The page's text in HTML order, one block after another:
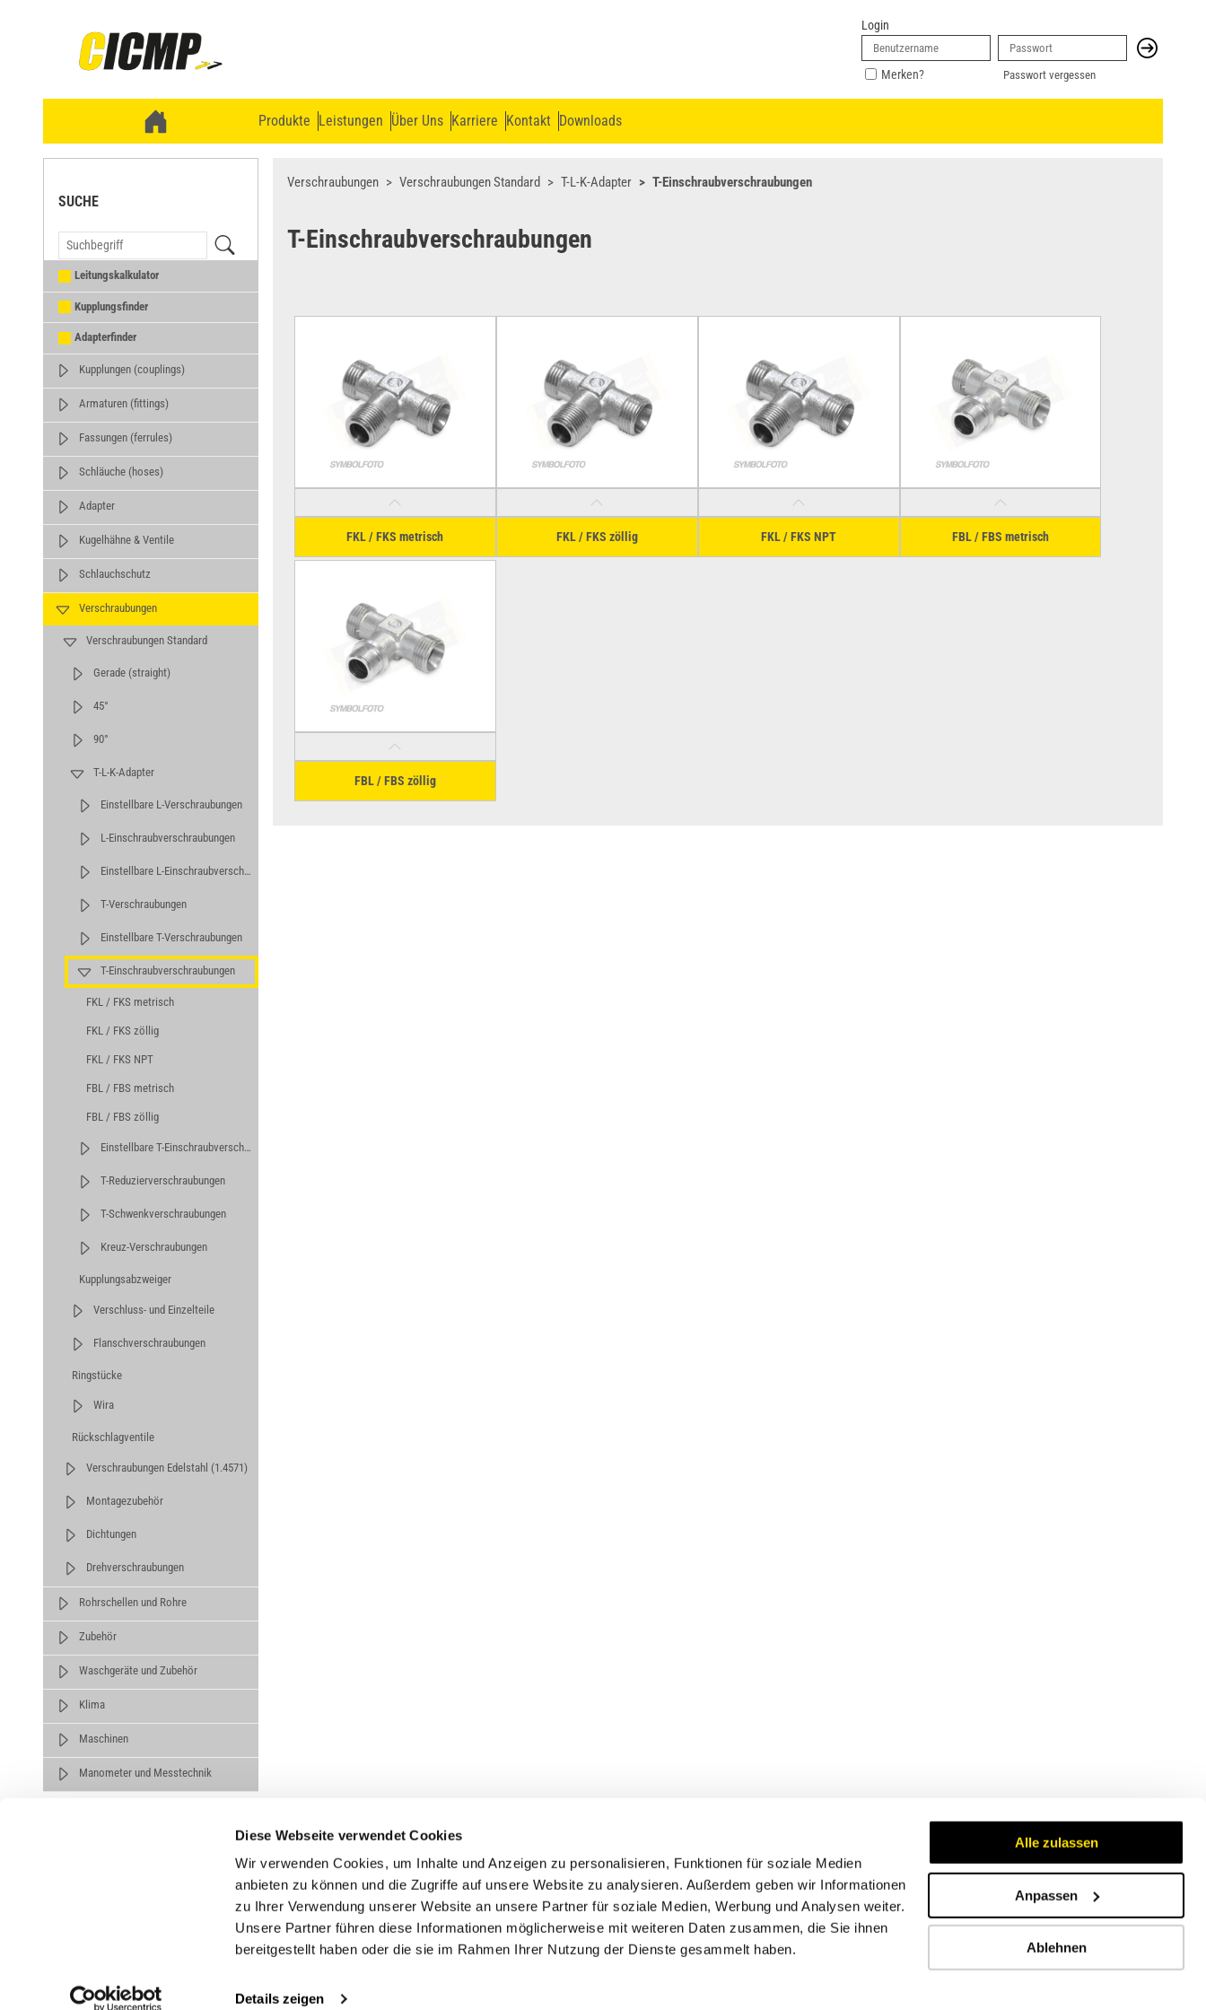
Diese Webseite verwendet Cookies
Wir verwenden Cookies, um Inhalte und Anzeigen zu personalisieren, Funktionen für soziale Medien
anbieten zu können und die Zugriffe auf unsere Website zu analysieren. Außerdem geben wir Informationen
zu Ihrer Verwendung unserer Website an unsere Partner für soziale Medien, Werbung und Analysen weiter.
Unsere Partner führen diese Informationen möglicherweise mit weiteren Daten zusammen, die Sie ihnen
bereitgestellt haben oder die sie im Rahmen Ihrer Nutzung der Dienste gesammelt haben.
Details zeigen
Alle zulassen
Anpassen
Ablehnen
Login
Merken? Passwort vergessen
Produkte Leistungen Über Uns Karriere Kontakt Downloads
SUCHE
Leitungskalkulator
Kupplungsfinder
Adapterfinder
Kupplungen (couplings)
Armaturen (fittings)
Fassungen (ferrules)
Schläuche (hoses)
Adapter
Kugelhähne & Ventile
Schlauchschutz
Verschraubungen
Verschraubungen Standard
Gerade (straight)
45°
90°
T-L-K-Adapter
Einstellbare L-Verschraubungen
L-Einschraubverschraubungen
Einstellbare L-Einschraubverschraubungen
T-Verschraubungen
Einstellbare T-Verschraubungen
T-Einschraubverschraubungen
FKL / FKS metrisch
FKL / FKS zöllig
FKL / FKS NPT
FBL / FBS metrisch
FBL / FBS zöllig
Einstellbare T-Einschraubverschraubungen
T-Reduzierverschraubungen
T-Schwenkverschraubungen
Kreuz-Verschraubungen
Kupplungsabzweiger
Verschluss- und Einzelteile
Flanschverschraubungen
Ringstücke
Wira
Rückschlagventile
Verschraubungen Edelstahl (1.4571)
Montagezubehör
Dichtungen
Drehverschraubungen
Rohrschellen und Rohre
Zubehör
Waschgeräte und Zubehör
Klima
Maschinen
Manometer und Messtechnik
Verschraubungen Verschraubungen Standard T-L-K-Adapter T-Einschraubverschraubungen
T-Einschraubverschraubungen
FKL / FKS metrisch FKL / FKS zöllig FKL / FKS NPT FBL / FBS metrisch
FBL / FBS zöllig
Unternehmen
Über uns
Service
Downloads
Kontakt
Tel.: (+43) 07221 63430
Zertifikate